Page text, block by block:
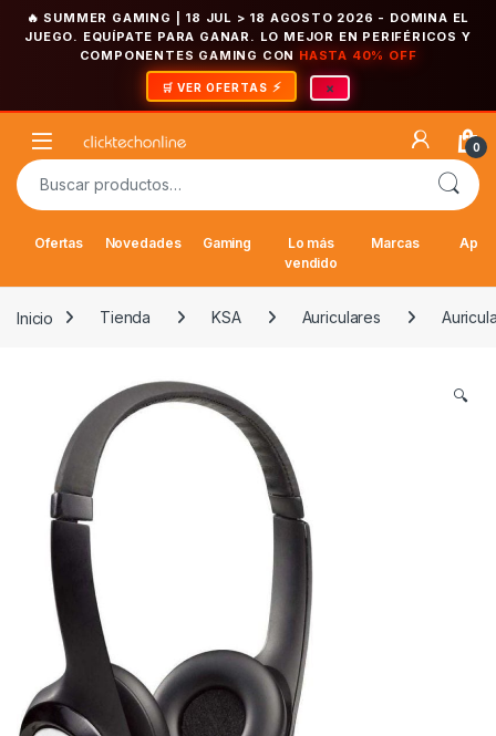
🔥 SUMMER GAMING | 18 JUL > 18 AGOSTO 2026 - DOMINA EL
JUEGO. EQUÍPATE PARA GANAR. LO MEJOR EN PERIFÉRICOS Y
COMPONENTES GAMING CON HASTA 40% OFF
🛒 VER OFERTAS ×
Open 0
Buscar por:
Ofertas Novedades Gaming
Lo más
vendido
Marcas
Inicio Tienda KSA Auriculares
🔍